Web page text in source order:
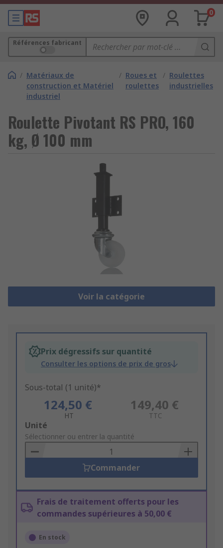
0
Références fabricant
/ Matériaux de
construction et Matériel
industriel
/ Roues et
roulettes
/ Roulettes
industrielles
Roulette Pivotant RS PRO, 160
kg, Ø 100 mm
Voir la catégorie
Prix dégressifs sur quantité
Consulter les options de prix de gros
Sous-total (1 unité)*
124,50 €
HT
149,40 €
TTC
Add
to
Basket
Unité
Sélectionner ou entrer la quantité
Commander
Frais de traitement offerts pour les
commandes supérieures à 50,00 €
En stock